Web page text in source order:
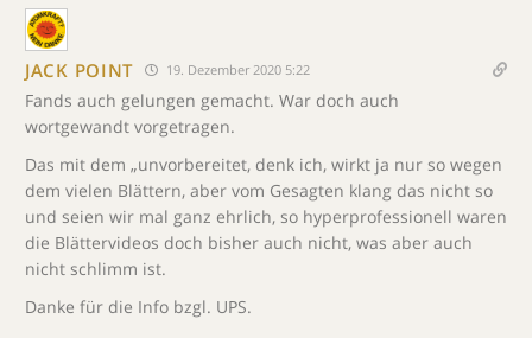
JACK POINT 19. Dezember 2020 5:22
Fands auch gelungen gemacht. War doch auch
wortgewandt vorgetragen.
Das mit dem „unvorbereitet, denk ich, wirkt ja nur so wegen
dem vielen Blättern, aber vom Gesagten klang das nicht so
und seien wir mal ganz ehrlich, so hyperprofessionell waren
die Blättervideos doch bisher auch nicht, was aber auch
nicht schlimm ist.
Danke für die Info bzgl. UPS.